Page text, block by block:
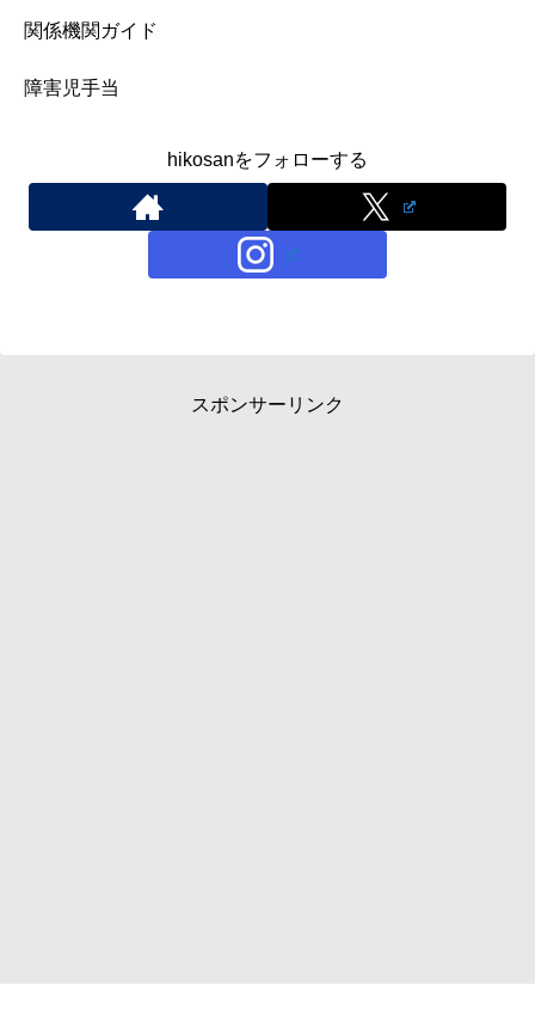
関係機関ガイド
障害児手当
hikosanをフォローする
スポンサーリンク